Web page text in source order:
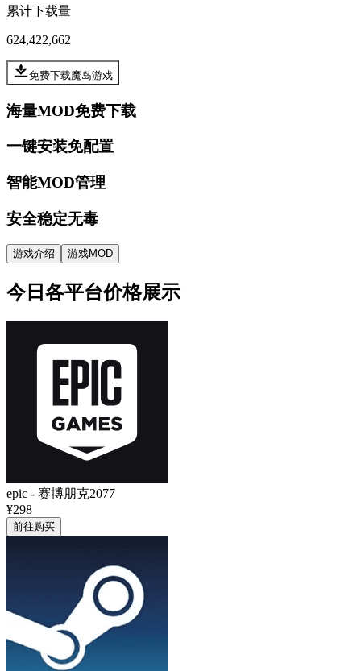
累计下载量
624,422,662
免费下载魔岛游戏
海量MOD免费下载
一键安装免配置
智能MOD管理
安全稳定无毒
游戏介绍 游戏MOD
今日各平台价格展示
epic - 赛博朋克2077
¥298
前往购买